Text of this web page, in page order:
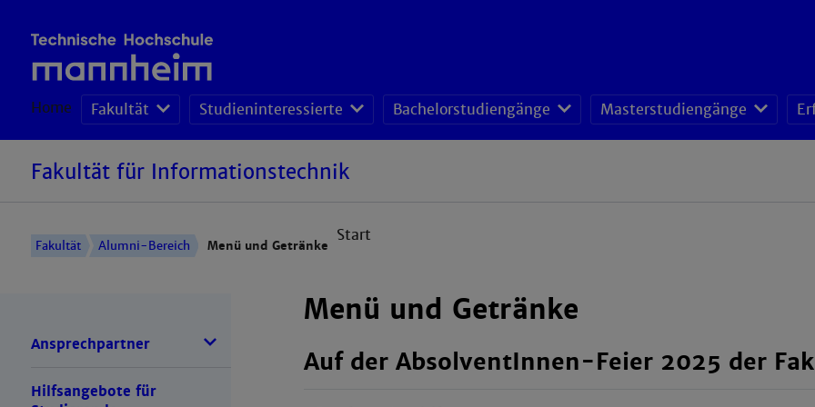
Home Fakultät Studieninteressierte Bachelorstudiengänge Masterstudiengänge
Fakultät für Informationstechnik
Start
Fakultät Alumni-Bereich Menü und Getränke
Ansprechpartner
Hilfsangebote für
Menü und Getränke
Auf der AbsolventInnen-Feier 2025 der